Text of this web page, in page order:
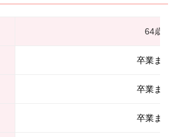
64歳以
卒業まで
卒業まで
卒業まで